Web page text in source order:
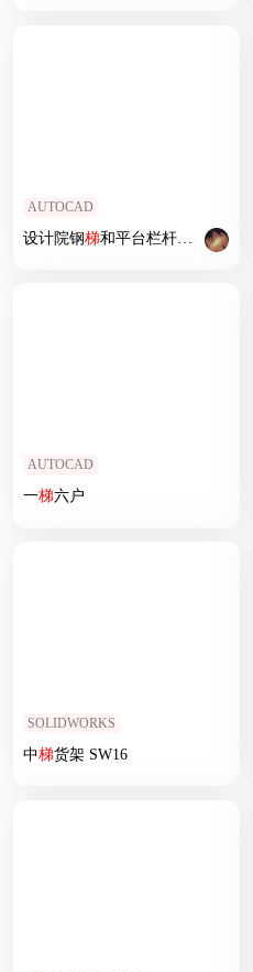
AUTOCAD
设计院钢梯和平台栏杆标准图集(钢
AUTOCAD
一梯六户
SOLIDWORKS
中梯货架 SW16